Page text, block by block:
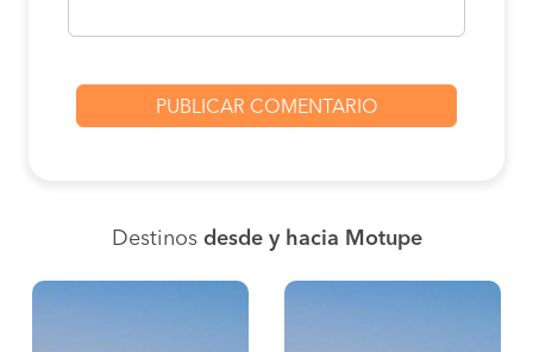
Destinos desde y hacia Motupe